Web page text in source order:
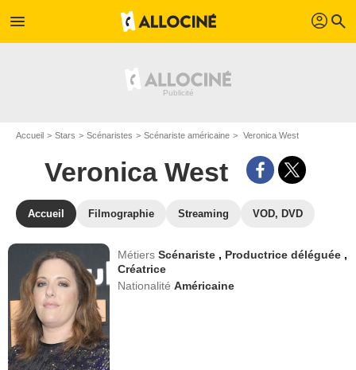
menu profil search
Accueil Stars Scénaristes Scénariste américaine Veronica West
Veronica West
Accueil Filmographie Streaming VOD, DVD
MétiersScénariste , Productrice déléguée ,
Créatrice
NationalitéAméricaine